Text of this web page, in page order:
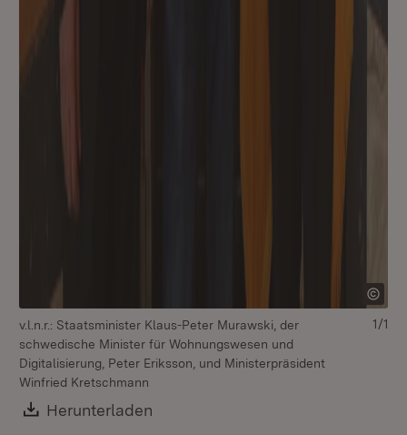
v.l.n.r.: Staatsminister Klaus-Peter Murawski, der
schwedische Minister für Wohnungswesen und
Digitalisierung, Peter Eriksson, und Ministerpräsident
Winfried Kretschmann
Download:
Herunterladen
1/1